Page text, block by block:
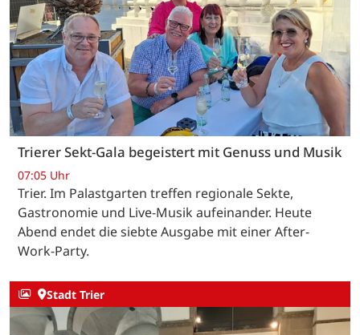
Trierer Sekt-Gala begeistert mit Genuss und Musik
07:05 Uhr
Trier. Im Palastgarten treffen regionale Sekte,
Gastronomie und Live-Musik aufeinander. Heute
Abend endet die siebte Ausgabe mit einer After-
Work-Party.
Stadt Trier